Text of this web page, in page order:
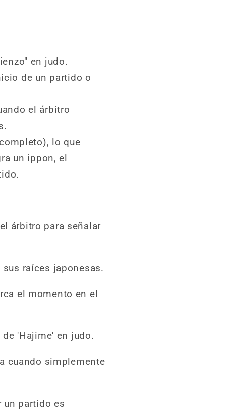
en judo.
de un partido o
el árbitro
lo que
un ippon, el
árbitro para señalar
raíces japonesas.
el momento en el
'Hajime' en judo.
cuando simplemente
un partido es